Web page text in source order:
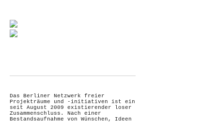
Das Berliner Netzwerk freier
Projekträume und -initiativen ist ein
seit August 2009 existierender loser
Zusammenschluss. Nach einer
Bestandsaufnahme von Wünschen, Ideen